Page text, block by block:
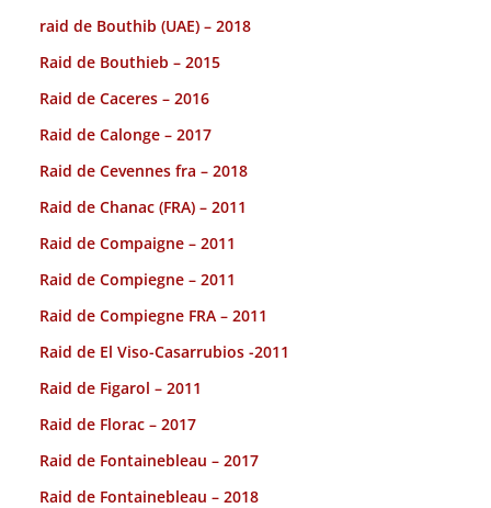
raid de Bouthib (UAE) – 2018
Raid de Bouthieb – 2015
Raid de Caceres – 2016
Raid de Calonge – 2017
Raid de Cevennes fra – 2018
Raid de Chanac (FRA) – 2011
Raid de Compaigne – 2011
Raid de Compiegne – 2011
Raid de Compiegne FRA – 2011
Raid de El Viso-Casarrubios -2011
Raid de Figarol – 2011
Raid de Florac – 2017
Raid de Fontainebleau – 2017
Raid de Fontainebleau – 2018